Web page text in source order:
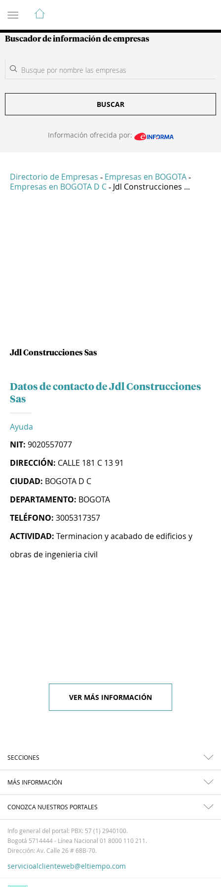
Guía de Empresas Colombianas
Buscador de información de empresas
BUSCAR
Información ofrecida por:
Directorio de Empresas - Empresas en BOGOTA -
Empresas en BOGOTA D C - Jdl Construcciones ...
Jdl Construcciones Sas
Datos de contacto de Jdl Construcciones
Sas
Ayuda
NIT: 9020557077
DIRECCIÓN: CALLE 181 C 13 91
CIUDAD: BOGOTA D C
DEPARTAMENTO: BOGOTA
TELÉFONO: 3005317357
ACTIVIDAD: Terminacion y acabado de edificios y
obras de ingenieria civil
VER MÁS INFORMACIÓN
SECCIONES
MÁS INFORMACIÓN
CONOZCA NUESTROS PORTALES
Info general del portal: PBX: 57 (1) 2940100.
Bogotá 5714444 - Línea Nacional 01 8000 110 211.
Dirección: Av. Calle 26 # 68B-70.
servicioalclienteweb@eltiempo.com